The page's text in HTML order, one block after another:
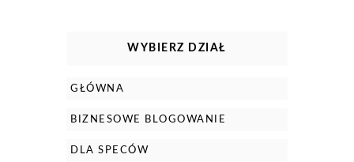
WYBIERZ DZIAŁ
GŁÓWNA
BIZNESOWE BLOGOWANIE
DLA SPECÓW